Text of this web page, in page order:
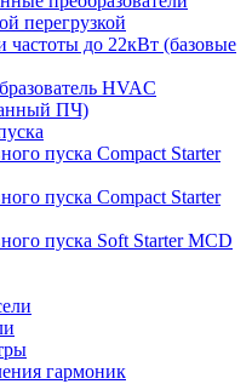
перегрузкой
частоты до 22кВт (базовые
HVAC
ПЧ)
пуска Compact Starter
пуска Compact Starter
пуска Soft Starter MCD
гармоник